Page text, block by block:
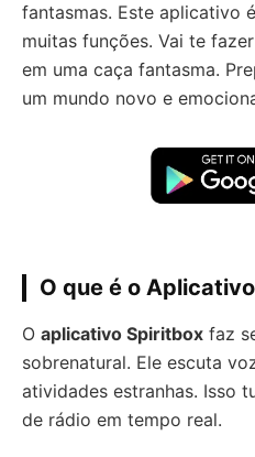
fantasmas. Este aplicativo
muitas funções. Vai te
em uma caça fantasma.
um mundo novo e
O que é o
O aplicativo Spiritbox faz
sobrenatural. Ele escuta
atividades estranhas. Isso
de rádio em tempo real.